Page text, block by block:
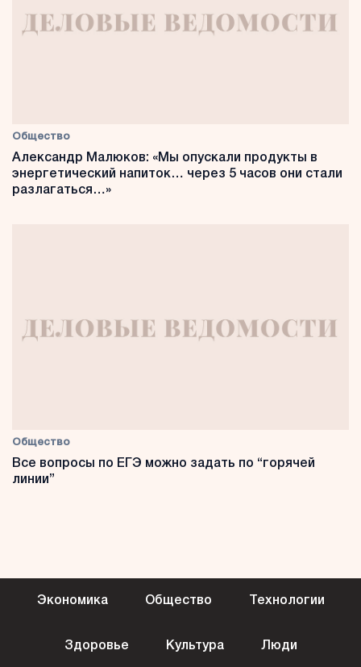
Общество
Александр Малюков: «Мы опускали продукты в
энергетический напиток… через 5 часов они стали
разлагаться…»
Общество
Все вопросы по ЕГЭ можно задать по “горячей
линии”
Экономика Общество Технологии
Здоровье Культура Люди